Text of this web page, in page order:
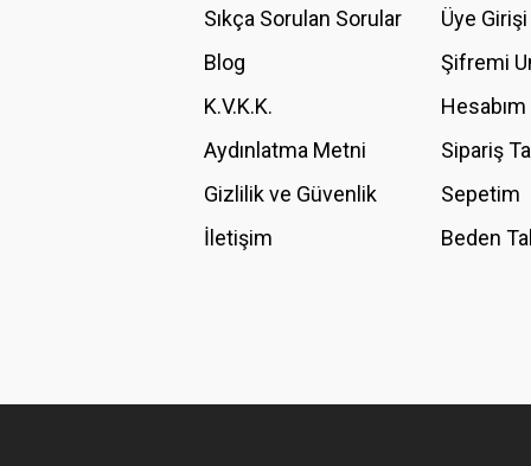
Ürün fiyatı diğer sitelerden daha pahalı.
Bu ürüne benzer farklı alternatifler olmalı.
Sıkça Sorulan Sorular
Blog
K.V.K.K.
Aydınlatma Metni
Gizlilik ve Güvenlik
İletişim
Üye Girişi
Şifremi
Hesabım
Sipariş
Sepetim
Beden